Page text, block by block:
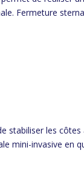
Fermeture
stabiliser les
mini-invasive en